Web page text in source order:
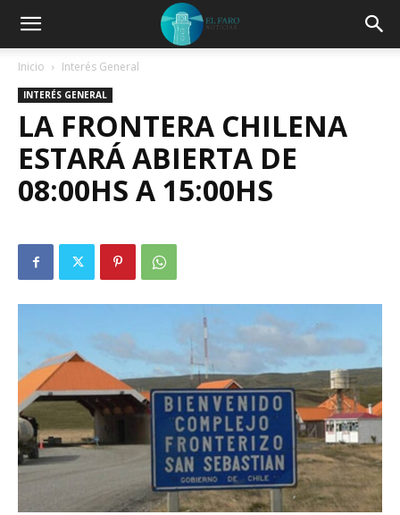
Inicio Interés General
INTERÉS GENERAL
LA FRONTERA CHILENA
ESTARÁ ABIERTA DE
08:00HS A 15:00HS